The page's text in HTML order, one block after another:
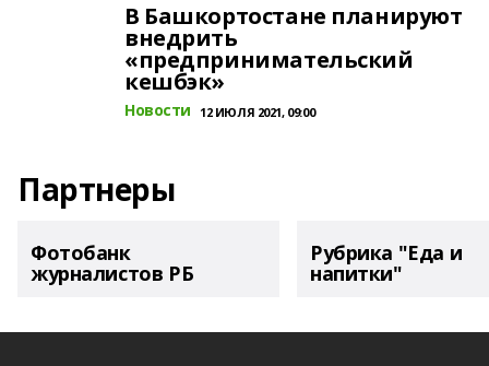
В Башкортостане планируют
внедрить
«предпринимательский
кешбэк»
Новости 12 ИЮЛЯ 2021, 09:00
Партнеры
Фотобанк
журналистов РБ
Рубрика "Еда и
напитки"